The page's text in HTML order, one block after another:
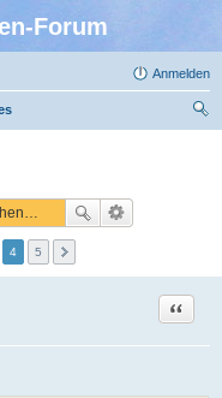
Forum
Anmelden
4 5
Zitat